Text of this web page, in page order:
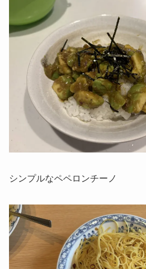
シンプルなペペロンチーノ